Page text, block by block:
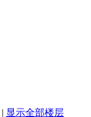
| 显示全部楼层